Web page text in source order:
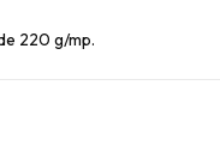
220 g/mp.